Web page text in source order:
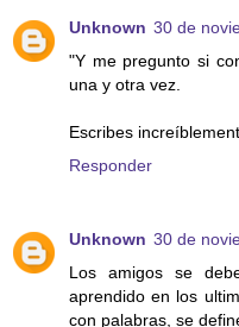
Unknown 30 de
"Y me pregunto si
una y otra vez.
Escribes
Responder
Unknown 30 de
Los amigos se
aprendido en los
con palabras, se